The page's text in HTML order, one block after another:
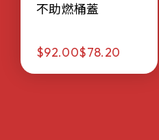
不助燃桶蓋
$92.00$78.20